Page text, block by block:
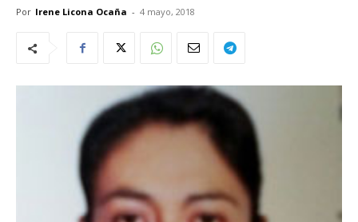
Por Irene Licona Ocaña - 4 mayo, 2018